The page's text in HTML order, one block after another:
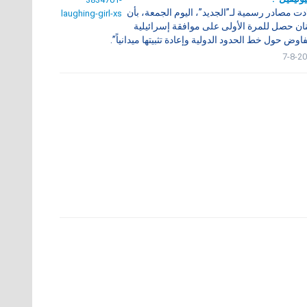
مصادر رسمية لـ”الجديد”، اليوم الجمعة، بأن
حصل للمرة الأولى على موافقة إسرائيلية
حول خط الحدود الدولية وإعادة تثبيتها ميدانياً”.
7-8-